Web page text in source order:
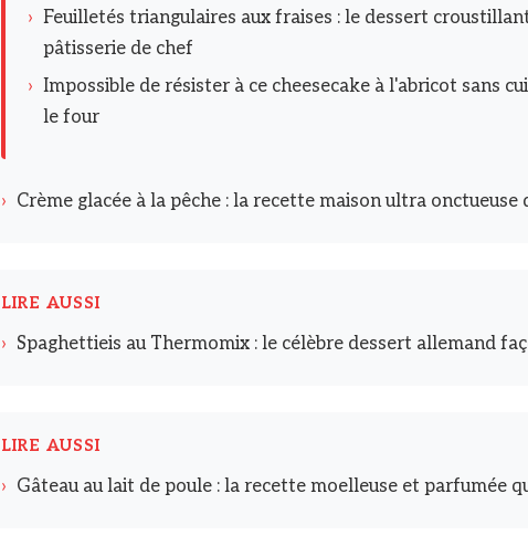
› Feuilletés triangulaires aux fraises : le dessert
pâtisserie de chef
› Impossible de résister à ce cheesecake à l'abricot sans
le four
› Crème glacée à la pêche : la recette maison ultra onctueuse
LIRE AUSSI
› Spaghettieis au Thermomix : le célèbre dessert allemand
LIRE AUSSI
› Gâteau au lait de poule : la recette moelleuse et parfumée